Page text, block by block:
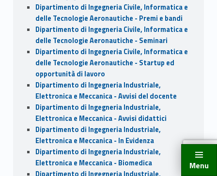
Menu
Dipartimento di Ingegneria Civile, Informatica e
delle Tecnologie Aeronautiche - Premi e bandi
Dipartimento di Ingegneria Civile, Informatica e
delle Tecnologie Aeronautiche - Seminari
Dipartimento di Ingegneria Civile, Informatica e
delle Tecnologie Aeronautiche - Startup ed
opportunità di lavoro
Dipartimento di Ingegneria Industriale,
Elettronica e Meccanica - Avvisi del docente
Dipartimento di Ingegneria Industriale,
Elettronica e Meccanica - Avvisi didattici
Dipartimento di Ingegneria Industriale,
Elettronica e Meccanica - In Evidenza
Dipartimento di Ingegneria Industriale,
Elettronica e Meccanica - Biomedica